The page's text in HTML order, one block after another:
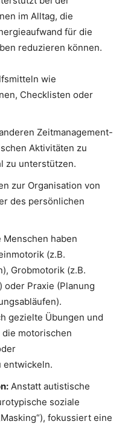
im Alltag, die
für die
reduzieren können.
wie
Checklisten oder
Zeitmanagement-
Aktivitäten zu
zu unterstützen.
zur Organisation von
des persönlichen
haben
(z.B.
Grobmotorik (z.B.
oder Praxie (Planung
gezielte Übungen und
motorischen
entwickeln.
Anstatt autistische
soziale
fokussiert eine